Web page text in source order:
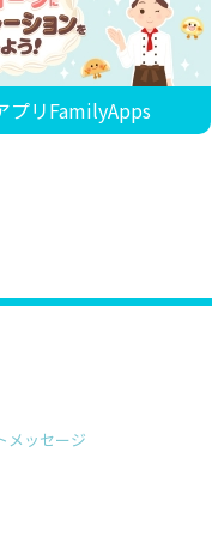
プリFamilyApps
メッセージ